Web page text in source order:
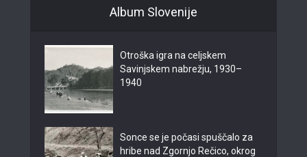
Album Slovenije
Otroška igra na celjskem
Savinjskem nabrežju, 1930–
1940
Sonce se je počasi spuščalo za
hribe nad Zgornjo Rečico, okrog